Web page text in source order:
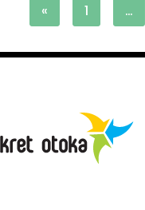
« 1 …